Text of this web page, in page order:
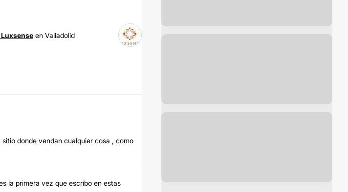
en Valladolid
donde vendan cualquier cosa , como
la primera vez que escribo en estas